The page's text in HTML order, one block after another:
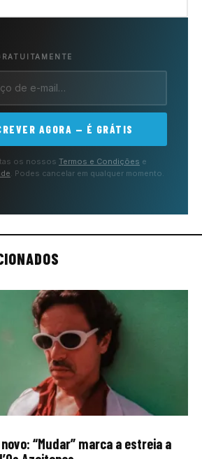
AGORA — É GRÁTIS
os nossos Termos e Condições e
. Podes cancelar em qualquer momento.
“Mudar” marca a estreia a